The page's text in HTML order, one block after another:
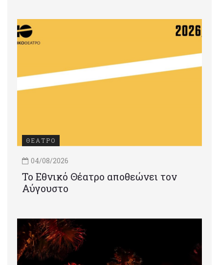
ΘΕΑΤΡΟ
04/08/2026
Το Εθνικό Θέατρο αποθεώνει τον
Αύγουστο